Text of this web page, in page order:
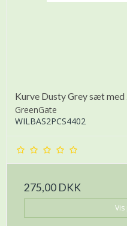
Kurve Dusty Grey sæt med
GreenGate
WILBAS2PCS4402
275,00 DKK